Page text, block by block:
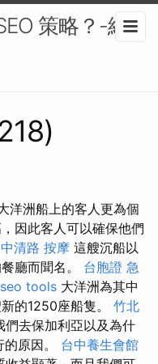
策略？-網
洋洲船上的客人更為個
因此客人可以確保他們
清路 按摩 這艘沉船以
廳而聞名。 台胞證 急
seo tools 大洋洲為其中
的1250座船隻。 竹北
們去保加利亞以及為什
原因。 台中養生會館